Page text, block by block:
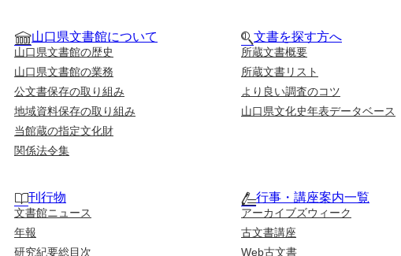
山口県文書館について
山口県文書館の歴史
山口県文書館の業務
公文書保存の取り組み
地域資料保存の取り組み
当館蔵の指定文化財
関係法令集
文書を探す方へ
所蔵文書概要
所蔵文書リスト
より良い調査のコツ
山口県文化史年表データベース
刊行物
文書館ニュース
年報
研究紀要総目次
行事・講座案内一覧
アーカイブズウィーク
古文書講座
Web古文書